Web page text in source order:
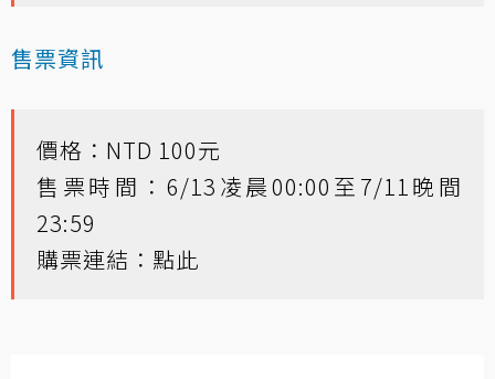
售票資訊
價格：NTD 100元
售票時間：6/13凌晨00:00至7/11晚間
23:59
購票連結： 點此